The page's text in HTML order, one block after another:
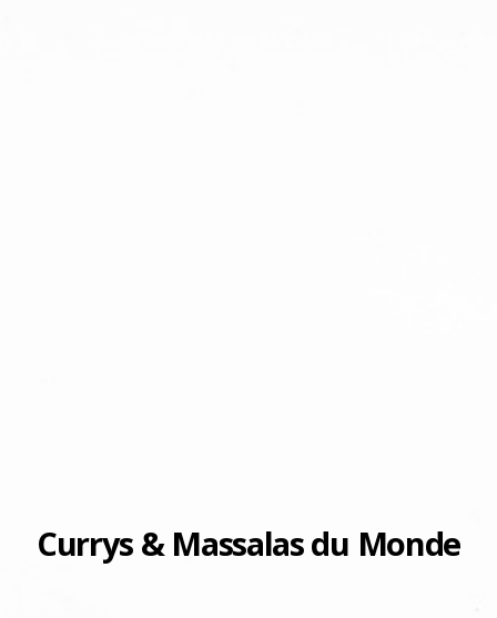
Currys & Massalas du Monde